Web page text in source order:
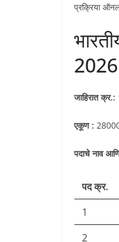
प्रक्रिया
जाहिरात क्र.:
एकूण :
पदाचे नाव
पद क्र.
1
2